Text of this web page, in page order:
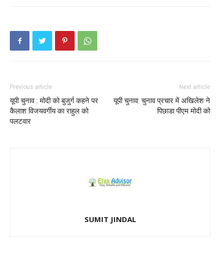
Previous article
यूपी चुनाव : मोदी को बुजुर्ग कहने पर
कैलाश विजयवर्गीय का राहुल को
पलटवार
Next article
यूपी चुनाव: चुनाव प्रचार में अखिलेश ने
पिछाडा पीएम मोदी को
SUMIT JINDAL